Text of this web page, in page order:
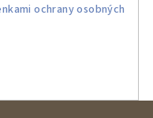
ochrany osobných